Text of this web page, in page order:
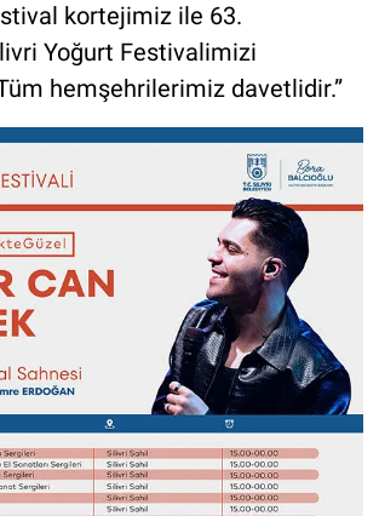
kortejimiz ile 63.
Yoğurt Festivalimizi
hemşehrilerimiz davetlidir.”